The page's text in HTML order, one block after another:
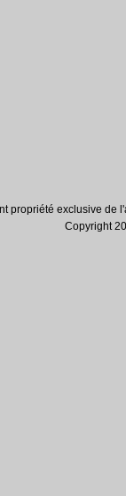
propriété exclusive
Copyright